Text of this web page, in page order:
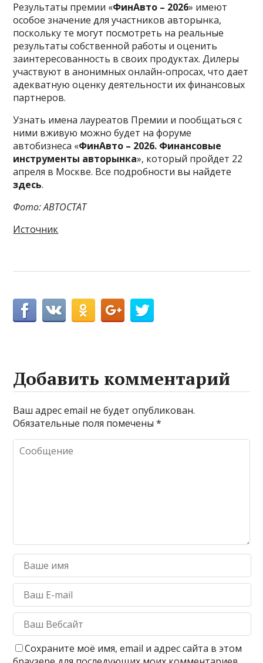
Результаты премии «ФинАвто – 2026» имеют
особое значение для участников авторынка,
поскольку те могут посмотреть на реальные
результаты собственной работы и оценить
заинтересованность в своих продуктах. Дилеры
участвуют в анонимных онлайн-опросах, что дает
адекватную оценку деятельности их финансовых
партнеров.
Узнать имена лауреатов Премии и пообщаться с
ними вживую можно будет на форуме
автобизнеса «ФинАвто – 2026. Финансовые
инструменты авторынка», который пройдет 22
апреля в Москве. Все подробности вы найдете
здесь.
Фото: АВТОСТАТ
Источник
Добавить комментарий
Ваш адрес email не будет опубликован.
Обязательные поля помечены*
Сохраните моё имя, email и адрес сайта в этом